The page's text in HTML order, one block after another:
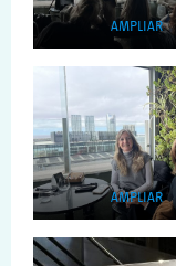
AMPLIAR
AMPLIAR